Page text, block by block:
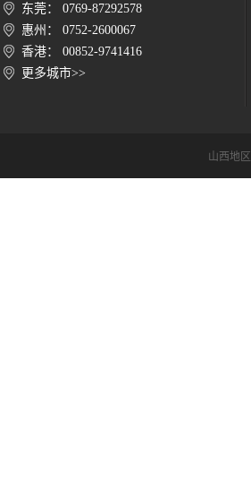
东莞： 0769-87292578
惠州： 0752-2600067
香港： 00852-9741416
更多城市>>
山西地